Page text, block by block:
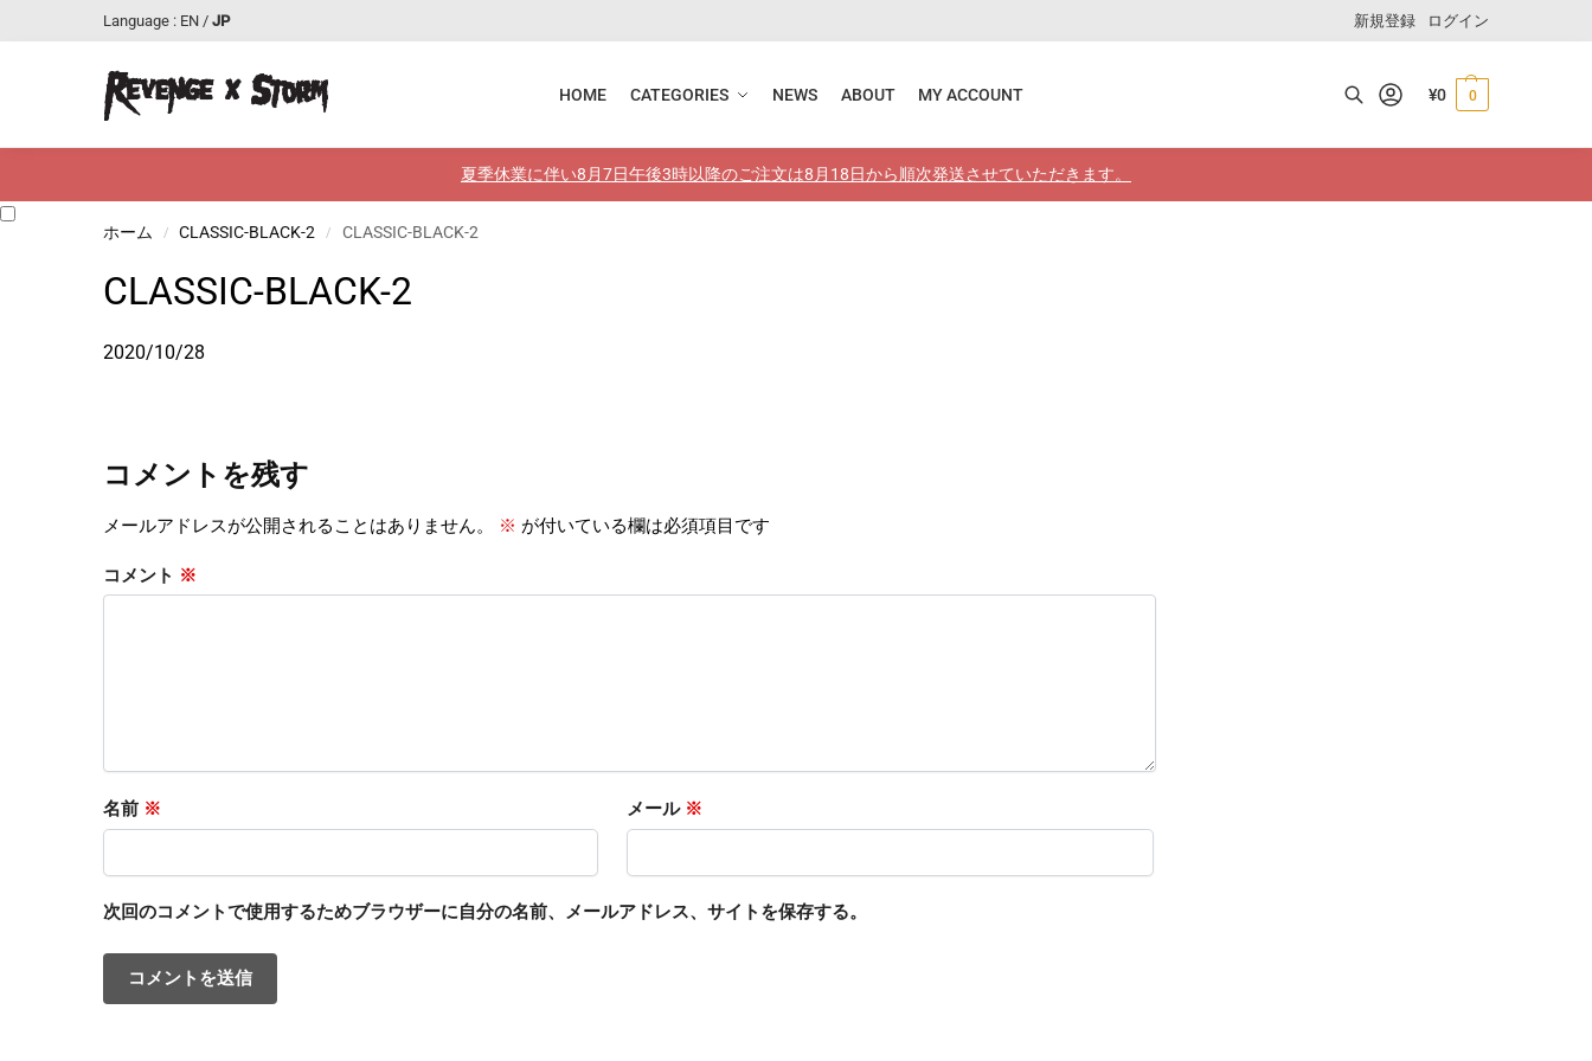
Language : EN / JP 新規登録 ログイン
HOME CATEGORIES NEWS ABOUT MY ACCOUNT
最近追加された商品
¥0 0
夏季休業に伴い8月7日午後3時以降のご注文は8月18日から順次発送させていただきます。
ホーム / CLASSIC-BLACK-2 / CLASSIC-BLACK-2
CLASSIC-BLACK-2
2020/10/28
コメントを残す
メールアドレスが公開されることはありません。 ※ が付いている欄は必須項目です
コメント ※
名前 ※ メール ※
次回のコメントで使用するためブラウザーに自分の名前、メールアドレス、サイトを保存する。